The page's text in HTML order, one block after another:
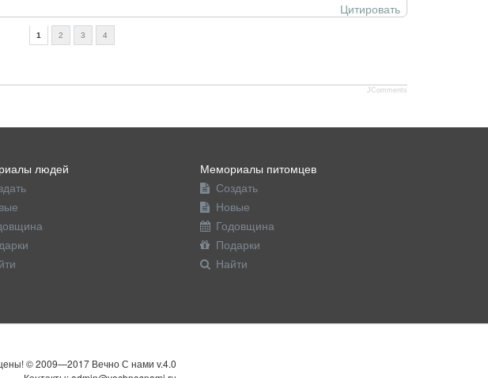
Цитировать
1 2 3 4
JComments
людей
Мемориалы питомцев
Создать
Новые
Годовщина
Подарки
Найти
© 2009—2017 Вечно С нами v.4.0